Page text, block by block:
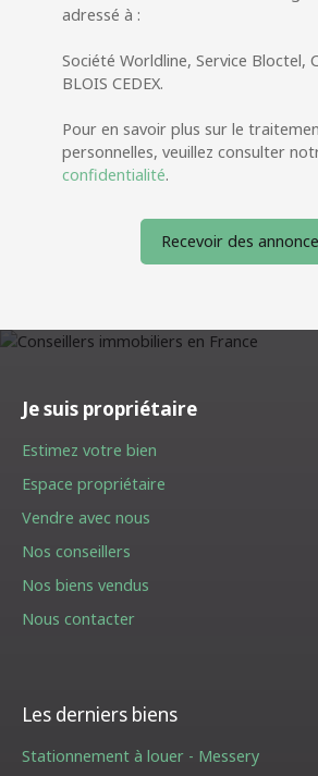
adressé à :
Société Worldline, Service Bloctel,
BLOIS CEDEX.
Pour en savoir plus sur le
personnelles, veuillez consulter
confidentialité.
Recevoir des
Je suis propriétaire
Estimez votre bien
Espace propriétaire
Vendre avec nous
Nos conseillers
Nos biens vendus
Nous contacter
Les derniers biens
Stationnement à louer - Messery